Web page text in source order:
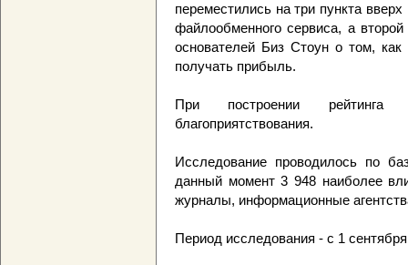
переместились на три пункта
файлообменного сервиса, а
основателей Биз Стоун о том, как
получать прибыль.
При построении рейтинга
благоприятствования.
Исследование проводилось по
данный момент 3 948 наиболее
журналы, информационные
Период исследования - с 1